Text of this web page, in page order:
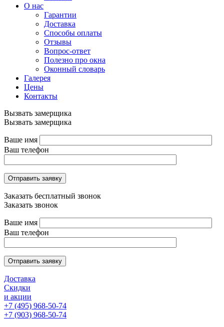
О нас
Гарантии
Доставка
Способы оплаты
Отзывы
Вопрос-ответ
Полезно про окна
Оконный словарь
Галерея
Цены
Контакты
Вызвать замерщика
Вызвать замерщика
Ваше имя
Ваш телефон
Отправить заявку
Заказать бесплатный звонок
Заказать звонок
Ваше имя
Ваш телефон
Отправить заявку
Доставка
Скидки
и акции
+7 (495) 968-50-74
+7 (903) 968-50-74